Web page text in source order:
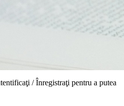
/ Înregistraţi pentru a putea